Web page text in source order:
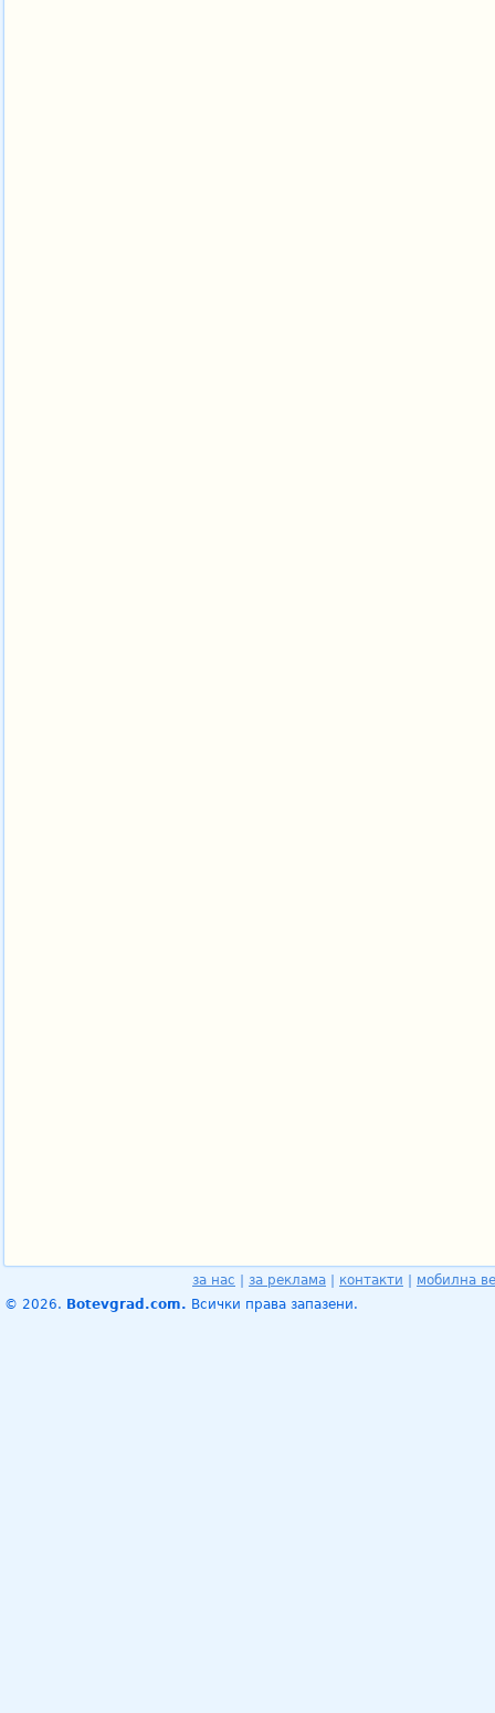
за нас за реклама контакти
мобилна
© 2026. Botevgrad.com. Всички права запазени.